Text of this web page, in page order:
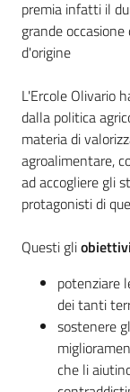
Seguici
su
premia infatti il
grande
d'origine
L'Ercole Olivario
dalla politica
materia di
agroalimentare,
ad accogliere gli
protagonisti di
Questi gliobiettivi
potenziare
dei tanti
sostenere
che li